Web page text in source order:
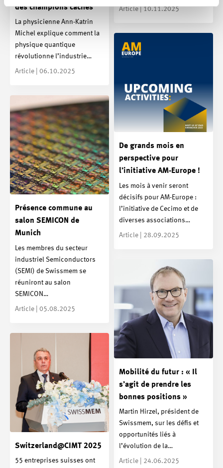
Article | 10.11.2025
des champions cachés
La physicienne Ann-Katrin
Michel explique comment la
physique quantique
révolutionne l’industrie…
Article | 06.10.2025
De grands mois en
perspective pour
l’initiative AM-Europe !
Les mois à venir seront
décisifs pour AM-Europe :
l’initiative de Cecimo et de
diverses associations…
Article | 28.09.2025
Présence commune au
salon SEMICON de
Munich
Les membres du secteur
industriel Semiconductors
(SEMI) de Swissmem se
réuniront au salon
SEMICON…
Article | 05.08.2025
Mobilité du futur : « Il
s’agit de prendre les
bonnes positions »
Martin Hirzel, président de
Swissmem, sur les défis et
opportunités liés à
l’évolution de la…
Article | 24.06.2025
Switzerland@CIMT 2025
55 entreprises suisses ont